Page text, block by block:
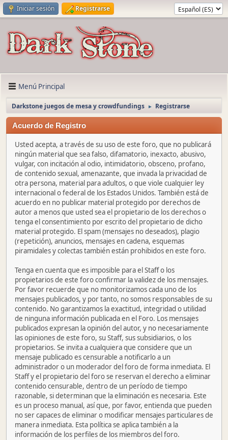
Iniciar sesión Registrarse
Menú Principal
Darkstone juegos de mesa y crowdfundings ► Registrarse
Acuerdo de Registro
Usted acepta, a través de su uso de este foro, que no publicará
ningún material que sea falso, difamatorio, inexacto, abusivo,
vulgar, con incitación al odio, intimidatorio, obsceno, profano,
de contenido sexual, amenazante, que invada la privacidad de
otra persona, material para adultos, o que viole cualquier ley
internacional o federal de los Estados Unidos. También está de
acuerdo en no publicar material protegido por derechos de
autor a menos que usted sea el propietario de los derechos o
tenga el consentimiento por escrito del propietario de dicho
material protegido. El spam (mensajes no deseados), plagio
(repetición), anuncios, mensajes en cadena, esquemas
piramidales y colectas también están prohibidos en este foro.
Tenga en cuenta que es imposible para el Staff o los
propietarios de este foro confirmar la validez de los mensajes.
Por favor recuerde que no monitorizamos cada uno de los
mensajes publicados, y por tanto, no somos responsables de su
contenido. No garantizamos la exactitud, integridad o utilidad
de ninguna información publicada en el Foro. Los mensajes
publicados expresan la opinión del autor, y no necesariamente
las opiniones de este foro, su Staff, sus subsidiarios, o los
propietarios. Se invita a cualquiera que considere que un
mensaje publicado es censurable a notificarlo a un
administrador o un moderador del foro de forma inmediata. El
Staff y el propietario del foro se reservan el derecho a eliminar
contenido censurable, dentro de un período de tiempo
razonable, si determinan que la eliminación es necesaria. Este
es un proceso manual, así que, por favor, entienda que pueden
no ser capaces de eliminar o modificar mensajes particulares de
manera inmediata. Esta política se aplica también a la
información de los perfiles de los miembros del foro.